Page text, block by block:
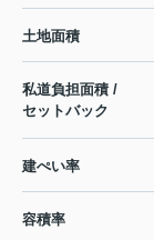
土地面積
私道負担面積 /
セットバック
建ぺい率
容積率